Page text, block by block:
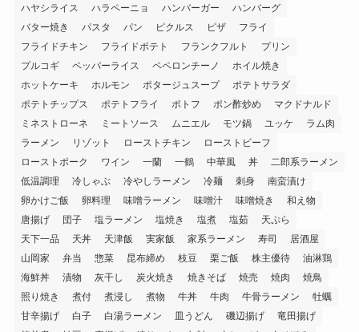
ハヤシライス
ハラペーニョ ハンバーガー
ハンバーグ
バター焼き
パスタ パン ピクルス ピザ
フライ
フライドチキン
フライドポテト フランクフルト
プリン
プルコギ
ペッパーライス ペペロンチーノ
ホイル焼き
ホットケーキ
ホルモン ポタージュスープ
ポテトサラダ
ポテトチップス
ポテトフライ ポトフ ポン酢炒め
マクドナルド
ミネストローネ
ミートソース ムニエル モツ鍋 ユッケ
ラム肉
ラーメン
リゾット ローストチキン
ローストビーフ
ローストポーク
ワイン 一蘭 一鶴 中華風 丼
二郎系ラーメン
低温調理
冷しゃぶ 冷やしラーメン 冷麺 刺身
南蛮漬け
卵かけご飯
卵料理 味噌ラーメン 味噌汁 味噌焼き
和え物
唐揚げ
団子 塩ラーメン 塩焼き 塩煮 塩茹
天ぷら
天下一品
天丼 天津飯 実家飯 家系ラーメン 寿司
居酒屋
山岡家
弁当 惣菜 昆布締め 枝豆 栗ご飯 株主優待
油淋鶏
海鮮丼
漬物 灰干し 炭火焼き 焼きそば 焼売 焼肉
焼鳥
照り焼き
煮付 煮浸し 煮物 牛丼 牛肉 牛骨ラーメン
牡蠣
甘辛揚げ
白子 白湯ラーメン 皿うどん 磯辺揚げ
竜田揚げ